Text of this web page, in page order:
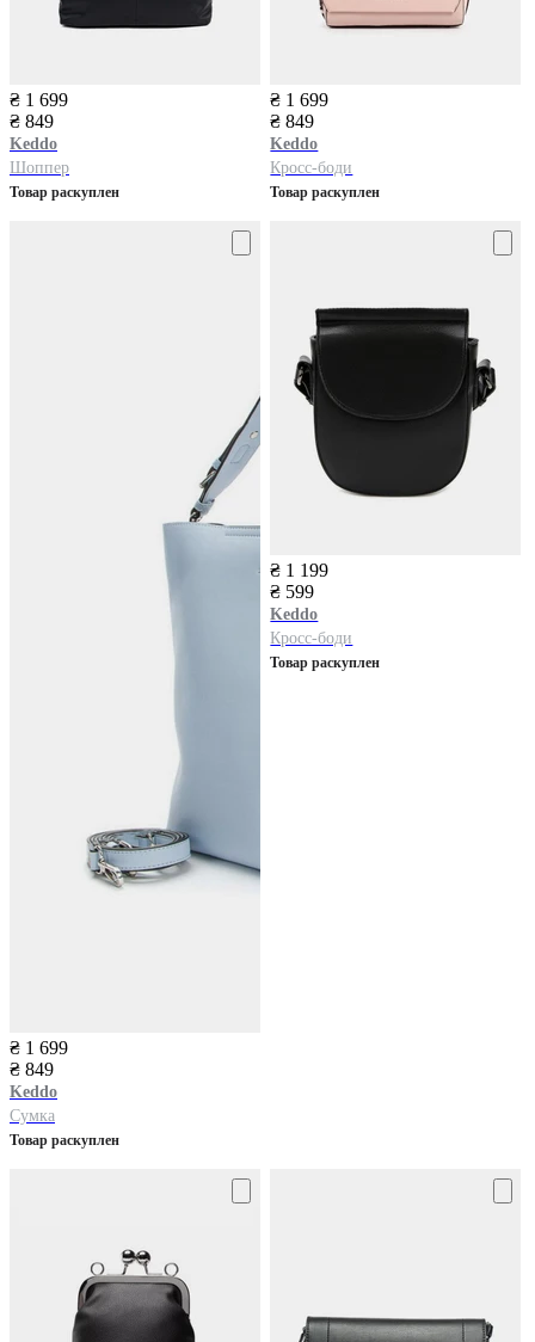
₴ 1 699
₴ 849
Keddo
Шоппер
Товар раскуплен
₴ 1 699
₴ 849
Keddo
Кросс-боди
Товар раскуплен
₴ 1 699
₴ 849
Keddo
Сумка
Товар раскуплен
₴ 1 199
₴ 599
Keddo
Кросс-боди
Товар раскуплен